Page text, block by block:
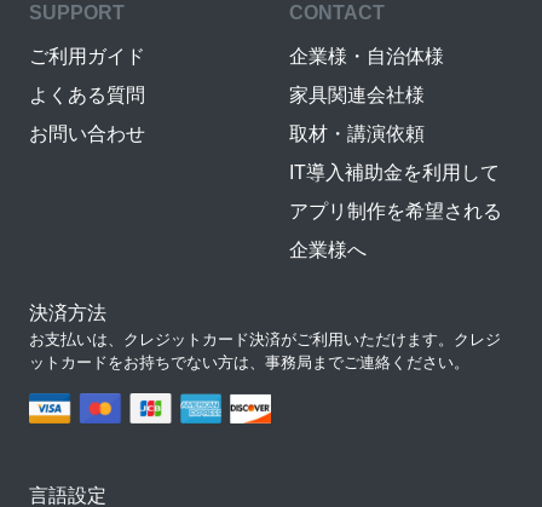
SUPPORT
ご利用ガイド
よくある質問
お問い合わせ
CONTACT
企業様・自治体様
家具関連会社様
取材・講演依頼
IT導入補助金を利用して
アプリ制作を希望される
企業様へ
決済方法
お支払いは、クレジットカード決済がご利用いただけます。クレジ
ットカードをお持ちでない方は、事務局までご連絡ください。
言語設定